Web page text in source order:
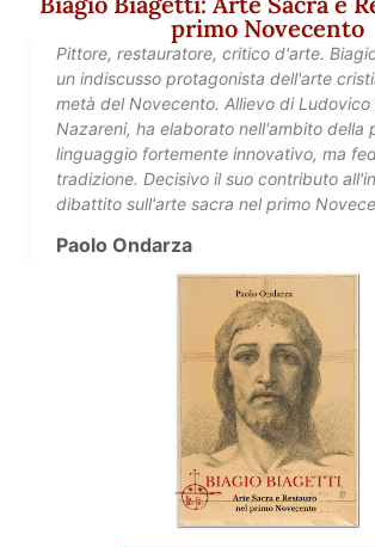
primo Novecento
Pittore, restauratore, critico d'arte.
un indiscusso protagonista dell'arte
metà del Novecento. Allievo di
Nazareni, ha elaborato nell'ambito della
linguaggio fortemente innovativo, ma
tradizione. Decisivo il suo contributo
dibattito sull'arte sacra nel primo
Paolo Ondarza